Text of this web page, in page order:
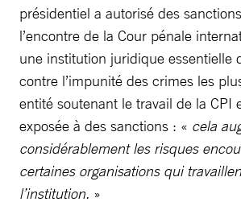
présidentiel a autorisé des
l’encontre de la Cour pénale
une institution juridique essentielle
contre l’impunité des crimes les
entité soutenant le travail de la CPI
exposée à des sanctions : « cela
considérablement les risques
certaines organisations qui
l’institution. »